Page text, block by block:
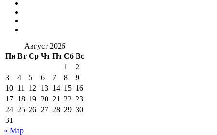
Август 2026
Пн Вт Ср Чт Пт Сб Вс
1
2
3
4 5 6 7 8
9
10 11 12 13 14 15 16
17 18 19 20 21 22 23
24 25 26 27 28 29 30
31
« Мар